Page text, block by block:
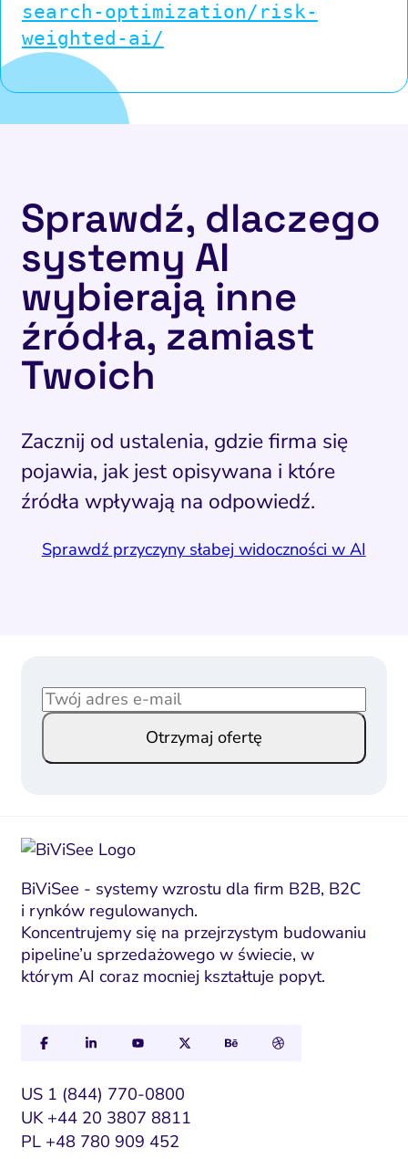
search-optimization/risk-
weighted-ai/
Sprawdź, dlaczego
systemy AI
wybierają inne
źródła, zamiast
Twoich
Zacznij od ustalenia, gdzie firma się
pojawia, jak jest opisywana i które
źródła wpływają na odpowiedź.
Sprawdź przyczyny słabej widoczności w AI
E
m
m
i
l
*
E
m
Otrzymaj ofertę
BiViSee - systemy wzrostu dla firm B2B, B2C
i rynków regulowanych.
Koncentrujemy się na przejrzystym budowaniu
pipeline’u sprzedażowego w świecie, w
którym AI coraz mocniej kształtuje popyt.
US 1 (844) 770-0800
UK +44 20 3807 8811
PL +48 780 909 452